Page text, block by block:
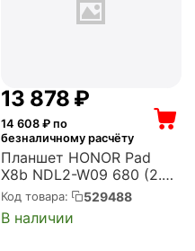
13 878 ₽
14 608₽ по
безналичному расчёту
Планшет HONOR Pad
X8b NDL2-W09 680 (2.4)
8C RAM4Gb ROM128Gb
11" IPS 1920x1200
MagicOS 10.0 серый
Код товара: 529488
В наличии